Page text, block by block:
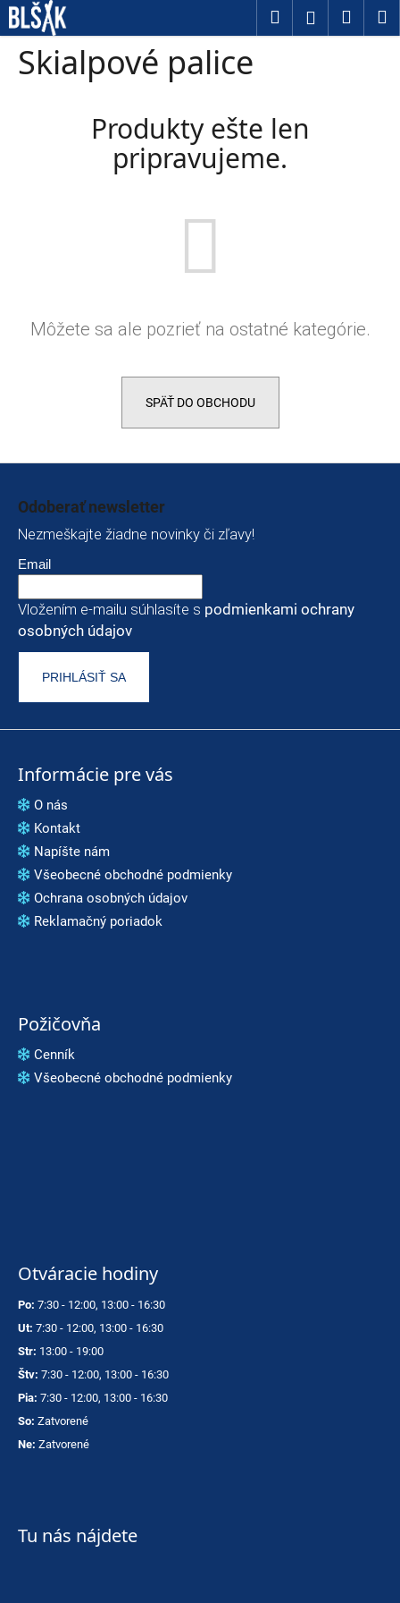
Prejsť na obsah Hľadať
Skialpové palice
Produkty ešte len
pripravujeme.
Môžete sa ale pozrieť na ostatné kategórie.
SPÄŤ DO OBCHODU
Košík
u
á
j
s
ť
?
HĽADAŤ
O
d
p
o
r
ú
č
a
REDSTER
J2(SPORT
HAUBER
EDITION)
79
Odoberať newsletter
Nezmeškajte žiadne novinky či zľavy!
Email
Vložením e-mailu súhlasíte s podmienkami ochrany
osobných údajov
PRIHLÁSIŤ SA
Informácie pre vás
O nás
Kontakt
Napíšte nám
Všeobecné obchodné podmienky
Ochrana osobných údajov
Reklamačný poriadok
Požičovňa
Cenník
Všeobecné obchodné podmienky
Otváracie hodiny
Po: 7:30 - 12:00, 13:00 - 16:30
Ut: 7:30 - 12:00, 13:00 - 16:30
Str: 13:00 - 19:00
Štv: 7:30 - 12:00, 13:00 - 16:30
Pia: 7:30 - 12:00, 13:00 - 16:30
So: Zatvorené
Ne: Zatvorené
Tu nás nájdete